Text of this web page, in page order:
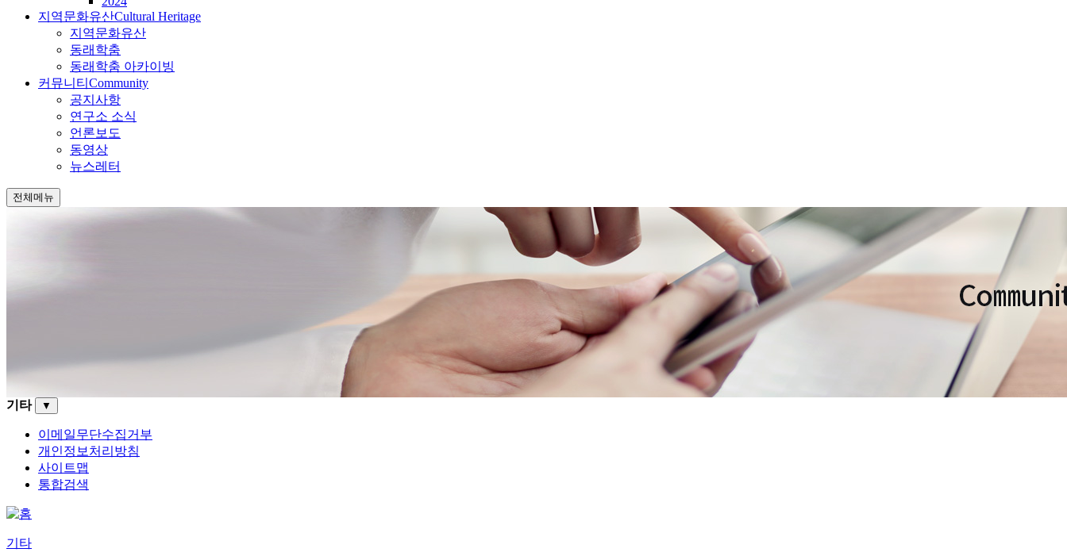
지역문화유산Cultural Heritage
지역문화유산
동래학춤
동래학춤 아카이빙
커뮤니티 Community
공지사항
연구소 소식
언론보도
동영상
뉴스레터
전체메뉴
기타 ▼
이메일무단수집거부
개인정보처리방침
사이트맵
통합검색
기타